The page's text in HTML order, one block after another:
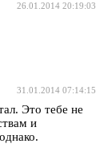
26.01.2014 20:19:03
31.01.2014 07:14:15
Это тебе не
и